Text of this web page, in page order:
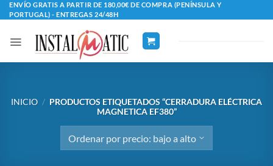
Saltar
al
contenido
ENVÍO GRATIS A PARTIR DE 180,00€ DE COMPRA (PENÍNSULA Y
PORTUGAL) - ENTREGAS 24/48H
INICIO / PRODUCTOS ETIQUETADOS “CERRADURA ELÉCTRICA
MAGNETICA EF380”